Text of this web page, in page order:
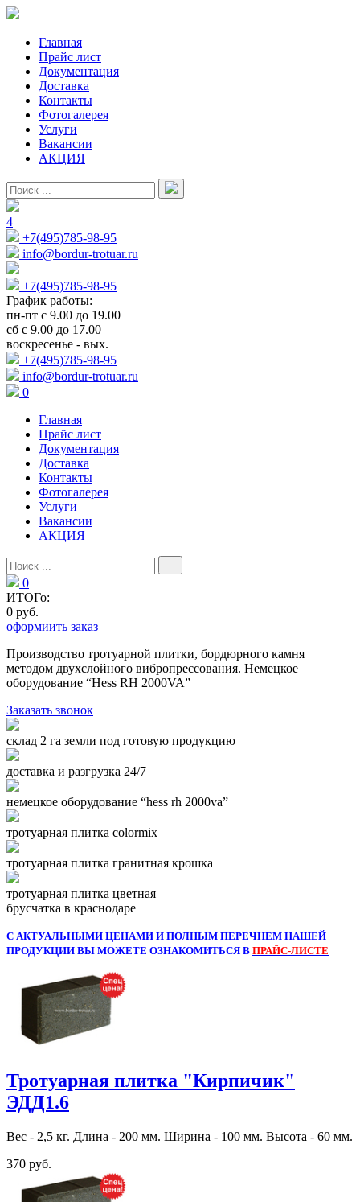
Главная
Прайс лист
Документация
Доставка
Контакты
Фотогалерея
Услуги
Вакансии
АКЦИЯ
4
+7(495)785-98-95
info@bordur-trotuar.ru
+7(495)785-98-95
График работы:
пн-пт с 9.00 до 19.00
сб с 9.00 до 17.00
воскресенье - вых.
+7(495)785-98-95
info@bordur-trotuar.ru
0
Главная
Прайс лист
Документация
Доставка
Контакты
Фотогалерея
Услуги
Вакансии
АКЦИЯ
0
ИТОГо:
0 руб.
оформиить заказ
Производство тротуарной плитки, бордюрного камня
методом двухслойного вибропресcования. Немецкое
оборудование “Hess RH 2000VA”
Заказать звонок
склад 2 га земли под готовую продукцию
доставка и разгрузка 24/7
немецкое оборудование “hess rh 2000va”
тротуарная плитка colormix
тротуарная плитка гранитная крошка
тротуарная плитка цветная
брусчатка в краснодаре
С АКТУАЛЬНЫМИ ЦЕНАМИ И ПОЛНЫМ ПЕРЕЧНЕМ НАШЕЙ
ПРОДУКЦИИ ВЫ МОЖЕТЕ ОЗНАКОМИТЬСЯ В ПРАЙС-ЛИСТЕ
Тротуарная плитка "Кирпичик"
ЭДД1.6
Вес - 2,5 кг. Длина - 200 мм. Ширина - 100 мм. Высота - 60 мм.
370 руб.